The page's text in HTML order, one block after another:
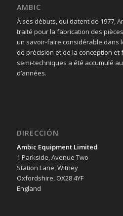
AMBIC
À ses débuts, qui datent de 1977,
traité pour la fabrication des
un savoir-faire considérable dans
de précision et de la conception
semi-techniques a été accumulé
d’années.
DIRECCIÓN
Ambic Equipment Limited
1 Parkside, Avenue Two
Station Lane, Witney
Oxfordshire, OX28 4YF
England